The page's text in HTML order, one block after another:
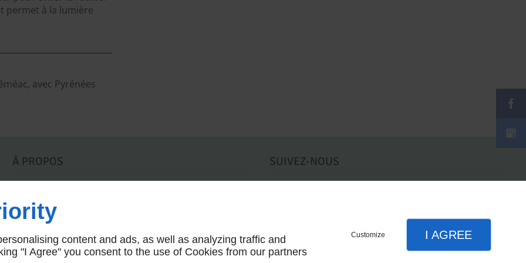
permet à la lumière
avec Pyrénées
À PROPOS
Contactez-nous
SUIVEZ-NOUS
content and ads, as well as analyzing traffic and
"I Agree" you consent to the use of Cookies from our partners
Customize I AGREE